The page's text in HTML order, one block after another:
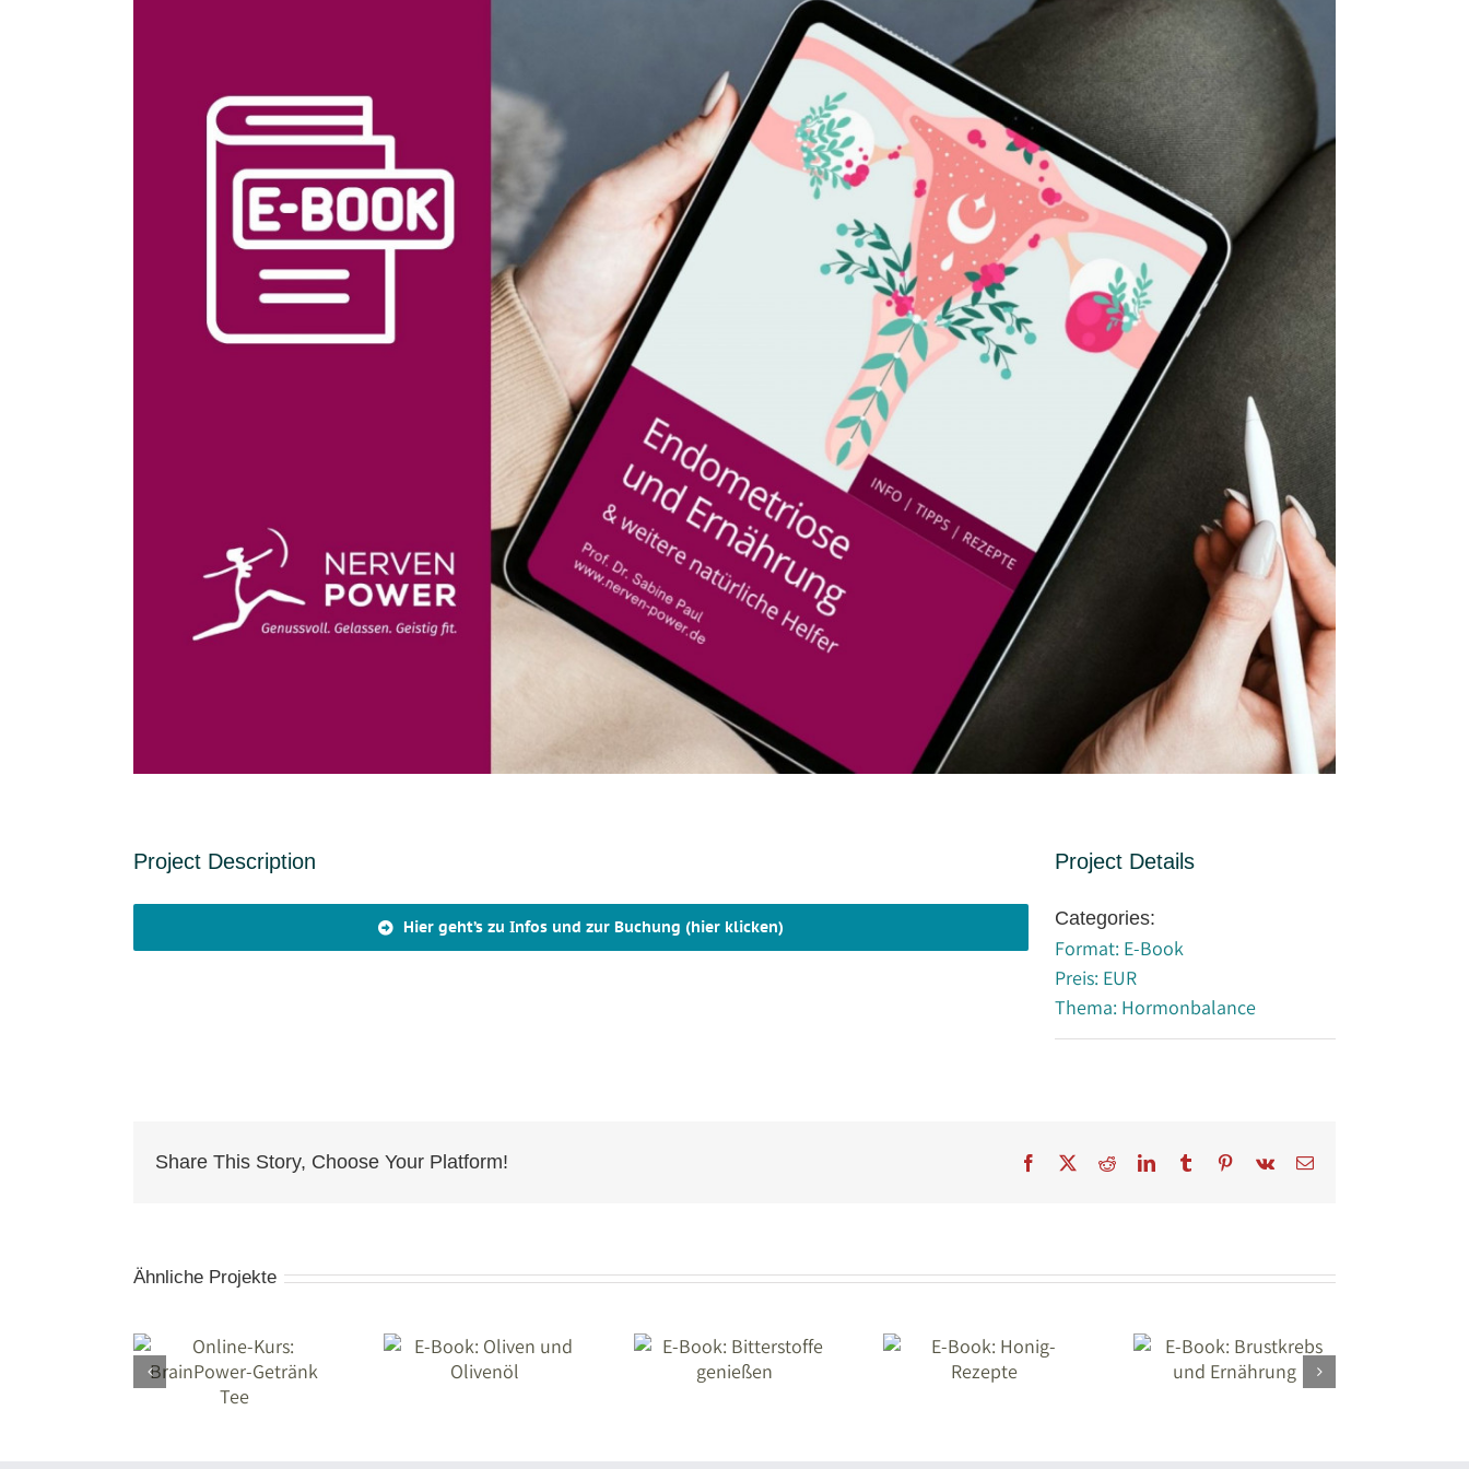
Project Description
Hier geht’s zu Infos und zur Buchung (hier klicken)
Project Details
Categories:
Format: E-Book
Preis: EUR
Thema: Hormonbalance
Share This Story, Choose Your Platform! Facebook RedditLinkedInTumblr Pinterest
Vk
E-
Ähnliche Projekte
E-Book: Oliven
und Olivenöl
E-Book:
Bitterstoffe
E-Book: Honig-
E-Book:
Brustkrebs und